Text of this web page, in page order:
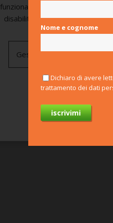
funzionamento. Utilizza anche
disabilitati di default e
Gestisci preferenze
Nome e cognome
Dichiaro di avere
trattamento dei dati